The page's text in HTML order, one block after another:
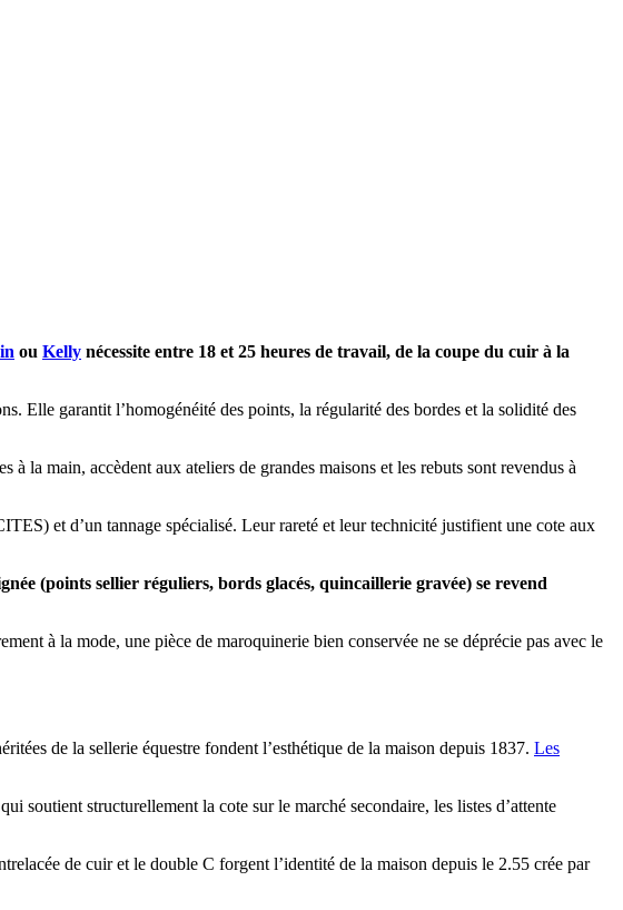
ou Kelly nécessite entre 18 et 25 heures de travail, de la coupe du cuir à la
Elle garantit l’homogénéité des points, la régularité des bordes et la solidité des
la main, accèdent aux ateliers de grandes maisons et les rebuts sont revendus à
et d’un tannage spécialisé. Leur rareté et leur technicité justifient une cote aux
(points sellier réguliers, bords glacés, quincaillerie gravée) se revend
à la mode, une pièce de maroquinerie bien conservée ne se déprécie pas avec le
de la sellerie équestre fondent l’esthétique de la maison depuis 1837. Les
soutient structurellement la cote sur le marché secondaire, les listes d’attente
de cuir et le double C forgent l’identité de la maison depuis le 2.55 crée par